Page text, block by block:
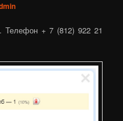
Телефон + 7 (812) 922 21